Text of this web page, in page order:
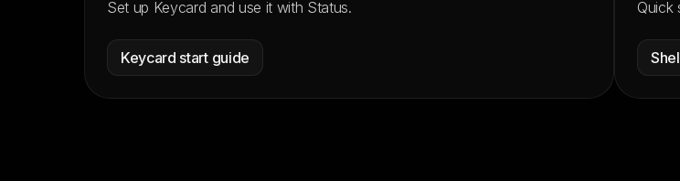
Set up Keycard and use it with Status.
Keycard start guide
Quick